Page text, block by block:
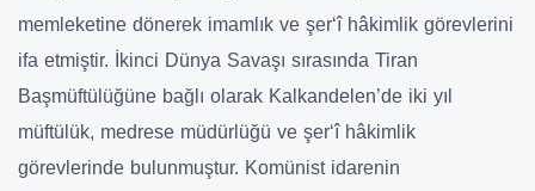
memleketine dönerek imamlık ve şer‘î hâkimlik görevlerini
ifa etmiştir. İkinci Dünya Savaşı sırasında Tiran
Başmüftülüğüne bağlı olarak Kalkandelen’de iki yıl
müftülük, medrese müdürlüğü ve şer‘î hâkimlik
görevlerinde bulunmuştur. Komünist idarenin